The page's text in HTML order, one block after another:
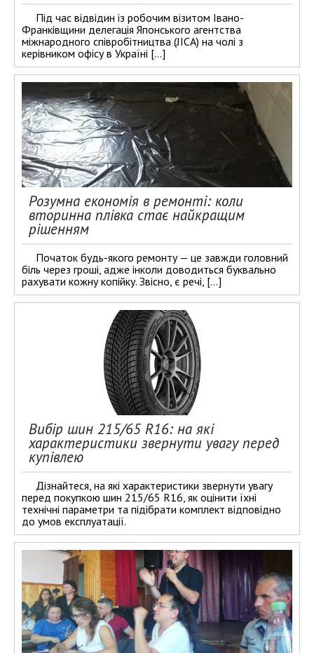
Під час відвідин із робочим візитом Івано-
Франківщини делегація Японського агентства
міжнародного співробітництва (JICA) на чолі з
керівником офісу в Україні […]
Розумна економія в ремонті: коли
вторинна плівка стає найкращим
рішенням
Початок будь-якого ремонту — це завжди головний
біль через гроші, адже інколи доводиться буквально
рахувати кожну копійку. Звісно, є речі, […]
Вибір шин 215/65 R16: на які
характеристики звернути увагу перед
купівлею
Дізнайтеся, на які характеристики звернути увагу
перед покупкою шин 215/65 R16, як оцінити їхні
технічні параметри та підібрати комплект відповідно
до умов експлуатації.